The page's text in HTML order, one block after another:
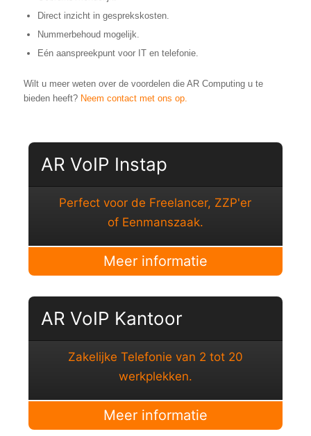
Direct inzicht in gesprekskosten.
Nummerbehoud mogelijk.
Eén aanspreekpunt voor IT en telefonie.
Wilt u meer weten over de voordelen die AR Computing u te
bieden heeft? Neem contact met ons op.
AR VoIP Instap
Perfect voor de Freelancer, ZZP'er
of Eenmanszaak.
Meer informatie
AR VoIP Kantoor
Zakelijke Telefonie van 2 tot 20
werkplekken.
Meer informatie